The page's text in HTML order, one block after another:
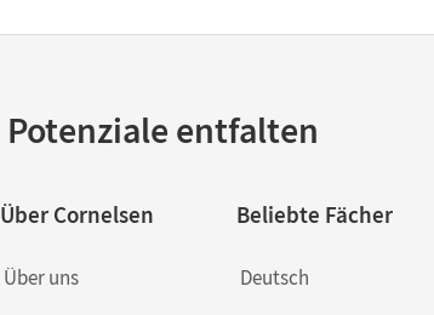
Potenziale entfalten
Über Cornelsen
Über uns
Beliebte Fächer
Deutsch